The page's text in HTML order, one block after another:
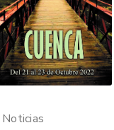
Noticias